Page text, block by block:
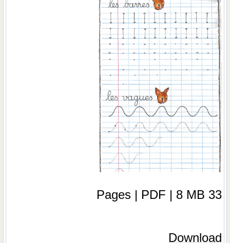
33 Pages | PDF | 8 MB
Download